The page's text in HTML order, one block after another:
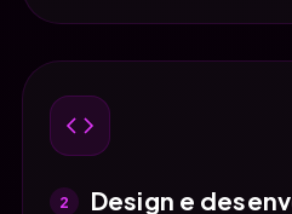
2 Design e